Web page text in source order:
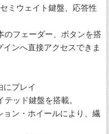
ミウェイト鍵盤、応答性
のフェーダー、ボタンを搭
ンへ直接アクセスできま
にプレイ
ッド鍵盤を搭載。
ョン・ホイールにより、繊